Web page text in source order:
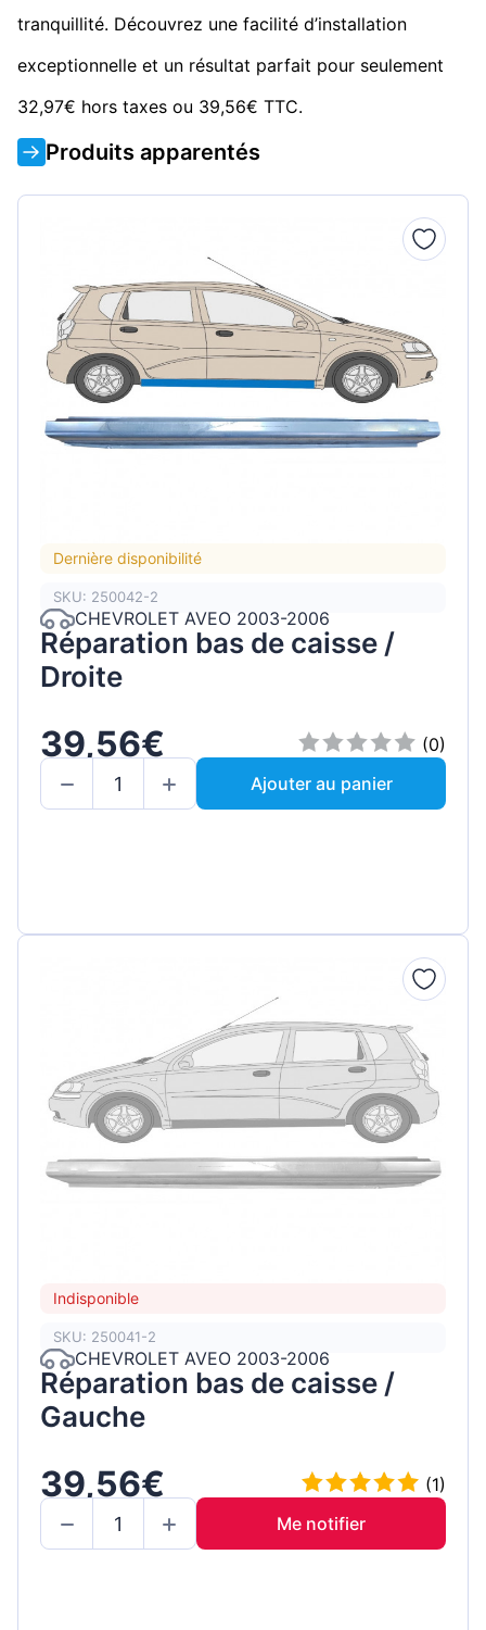
tranquillité. Découvrez une facilité d’installation
exceptionnelle et un résultat parfait pour seulement
32,97€ hors taxes ou 39,56€ TTC.
Produits apparentés
Dernière disponibilité
SKU: 250042-2
CHEVROLET AVEO 2003-2006
Réparation bas de caisse /
Droite
39,56€
(0)
Ajouter au panier
Indisponible
SKU: 250041-2
CHEVROLET AVEO 2003-2006
Réparation bas de caisse /
Gauche
39,56€
(1)
Me notifier